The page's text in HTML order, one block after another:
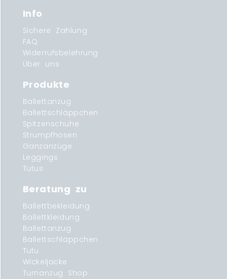
Info
Sichere Zahlung
FAQ
Widerrufsbelehrung
Über uns
Produkte
Ballettanzug
Ballettschläppchen
Spitzenschuhe
Strumpfhosen
Ganzanzüge
Leggings
Tutus
Beratung zu
Ballettbekleidung
Ballettkleidung
Ballettanzug
Ballettschläppchen
Tutu
Wickeljacke
Turnanzug Shop